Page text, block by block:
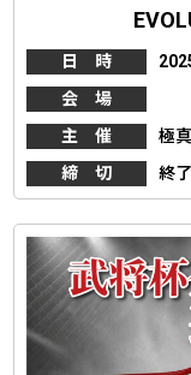
日 時
会 場
主 催
極
締 切
終了